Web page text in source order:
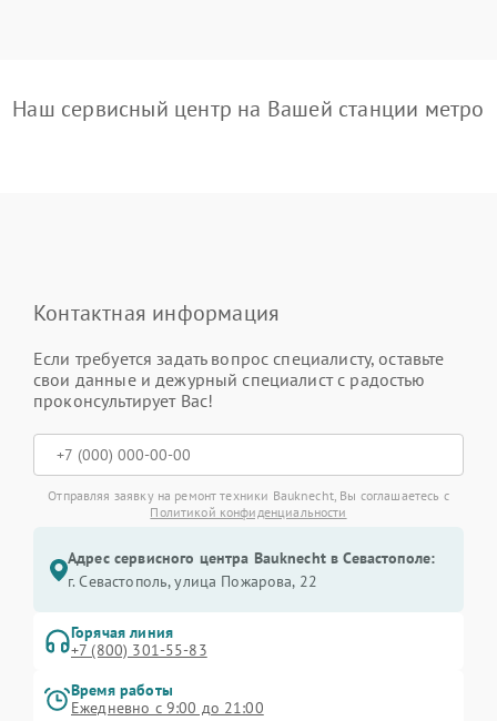
Наш сервисный центр на Вашей станции метро
Контактная информация
Если требуется задать вопрос специалисту, оставьте
свои данные и дежурный специалист с радостью
проконсультирует Вас!
Отправляя заявку на ремонт техники Bauknecht, Вы соглашаетесь с
Политикой конфиденциальности
Адрес сервисного центра Bauknecht в Севастополе:
г. Севастополь, улица Пожарова, 22
Горячая линия
+7 (800) 301-55-83
Время работы
Ежедневно с 9:00 до 21:00